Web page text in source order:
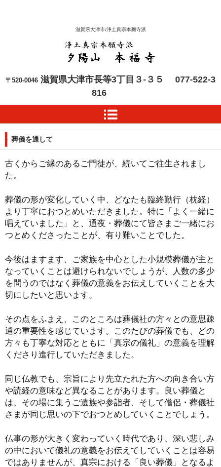
本福寺 浄土真宗本願寺
滋賀県大津市/浄土真宗本願寺派
〒520-0046 滋賀県大津市長等3丁目３-３５
077-522-3
816
葬儀を通して
古くからご縁のあるご門徒が、続いてご往生されまし
た。
葬儀の形が変化していく中、どなたも臨終勤行（枕経）
より丁寧におつとめいただきました。特に「よく一緒に
唱えていました」と、通夜・葬儀にて皆さまご一緒にお
つとめくださったことが、有り難いことでした。
今後はますます、ご家族を中心とした小規模葬儀が主と
なっていくことは避けられないでしょうが、人数の多少
を問うのではなく葬儀の意義をお伝えしていくことを大
切にしたいと思います。
その点をふまえ、このところは葬儀社の方々との意思疎
通の重要性を感じています。このたびの葬儀でも、どの
方々も丁寧な対応とともに「真宗の儀礼」の意義を理解
くださり進行していただきました。
同じ仏教でも、宗旨により先立たれた方への向き合い方
や読経の意味など異なることがあります。良い葬儀と
は、その場に集うご遺族や参詣者、そして僧侶・葬儀社
さまが同じ思いの下でおつとめしていくことでしょう。
仏事の形が大きく変わっていく時代であり、深い悲しみ
の中において儀礼の意義をお伝えてしていくことは容易
ではありませんが、真宗における「良い葬儀」となるよ